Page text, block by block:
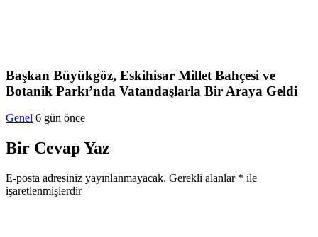
Başkan Büyükgöz, Eskihisar Millet Bahçesi ve
Botanik Parkı’nda Vatandaşlarla Bir Araya Geldi
Genel 6 gün önce
Bir Cevap Yaz
E-posta adresiniz yayınlanmayacak. Gerekli alanlar * ile
işaretlenmişlerdir